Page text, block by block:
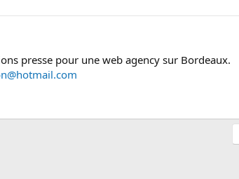
presse pour une web agency sur Bordeaux.